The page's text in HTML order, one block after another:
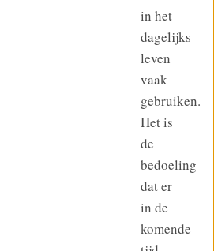
in het
dagelijks
leven
vaak
gebruiken.
Het is
de
bedoeling
dat er
in de
komende